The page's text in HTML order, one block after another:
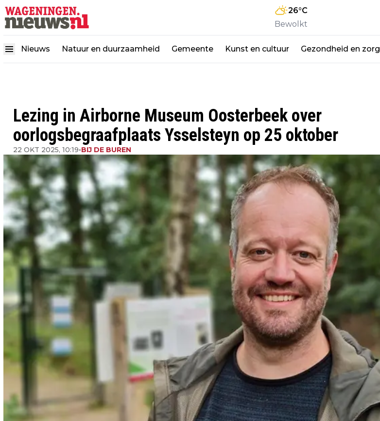
26°C
Bewolkt
Nieuws Natuur en duurzaamheid Gemeente Kunst en cultuur Gezondheid en zorg
Lezing in Airborne Museum Oosterbeek over
oorlogsbegraafplaats Ysselsteyn op 25 oktober
22 OKT 2025, 10:19•BIJ DE BUREN